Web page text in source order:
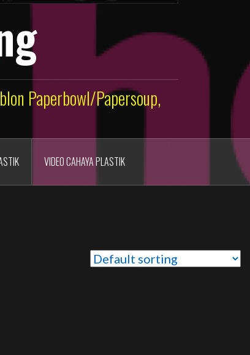
Paperbowl/Papersoup,
VIDEO CAHAYA PLASTIK